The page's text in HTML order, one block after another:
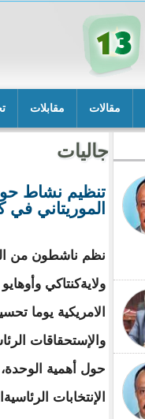
مقالات مقابلات
جاليات
تنظيم نشاط
الموريتاني في
نظم ناشطون من
ولايةكنتاكي
الامريكية يوما
والإستحقاقات
حول أهمية
الإنتخابات